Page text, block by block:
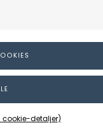
cookie-detaljer)
i ullgarn
- årskurs 3